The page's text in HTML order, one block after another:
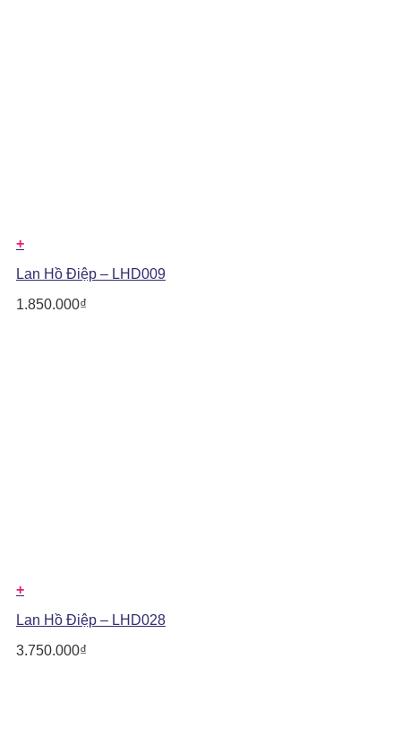
+
Lan Hồ Điệp – LHD009
1.850.000₫
+
Lan Hồ Điệp – LHD028
3.750.000₫